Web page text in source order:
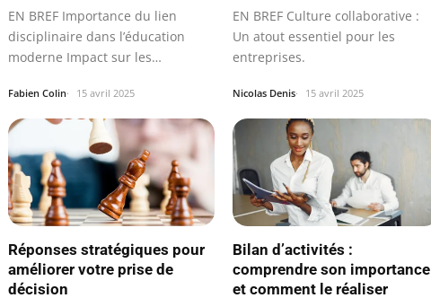
EN BREF Importance du lien
disciplinaire dans l’éducation
moderne Impact sur les
Fabien Colin 15 avril 2025
EN BREF Culture collaborative :
Un atout essentiel pour les
entreprises.
Nicolas Denis 15 avril 2025
Réponses stratégiques pour
améliorer votre prise de
décision
Bilan d’activités :
comprendre son importance
et comment le réaliser